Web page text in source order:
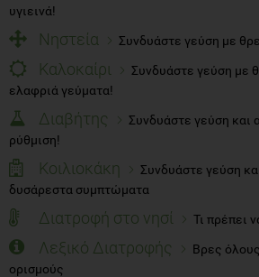
υγιεινά!
Νηστεία Συνδυάστε γεύση με
Καλοκαίρι
Συνδυάστε γεύση με
ελαφριά γεύματα!
Διαβήτης
Συνδυάστε γεύση και
ρύθμιση!
Κοιλιοκάκη
Συνδυάστε γεύση
δυσάρεστα συμπτώματα
Διατροφή στο νησί Τι πρέπει
Λεξικό Διατροφής
Βρες
ορισμούς